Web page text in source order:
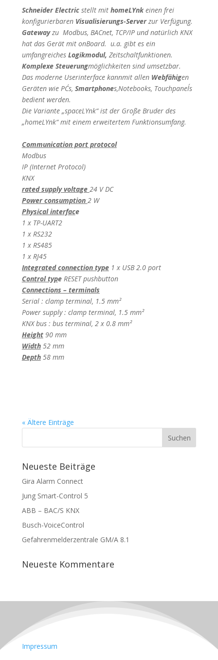
Schneider Electricstellt mit homeLYnkeinen frei
konfigurierbaren Visualisierungs-Serverzur Verfügung.
Gatewayzu Modbus, BACnet, TCP/IP und natürlich KNX
hat das Gerät mit onBoard. u.a. gibt es ein
umfangreiches Logikmodul, Zeitschaltfunktionen.
Komplexe Steuerungmöglichkeiten sind umsetzbar.
Das moderne Userinterface kannmit allen Webfähigen
Geräten wie PC´s, Smartphones,Notebooks, Touchpanel´s
bedient werden.
Die Variante „spaceLYnk“ ist der Große Bruder des
„homeLYnk“ mit einem erweitertem Funktionsumfang.
Communication port protocol
Modbus
IP (Internet Protocol)
KNX
rated supply voltage 24 V DC
Power consumption 2 W
Physical interface
1 x TP-UART2
1 x RS232
1 x RS485
1 x RJ45
Integrated connection type1 x USB 2.0 port
Control typeRESET pushbutton
Connections – terminals
Serial : clamp terminal, 1.5 mm²
Power supply : clamp terminal, 1.5 mm²
KNX bus : bus terminal, 2 x 0.8 mm²
Height90 mm
Width52 mm
Depth58 mm
« Ältere Einträge
Neueste Beiträge
Gira Alarm Connect
Jung Smart-Control 5
ABB – BAC/S KNX
Busch-VoiceControl
Gefahrenmelderzentrale GM/A 8.1
Neueste Kommentare
Impressum